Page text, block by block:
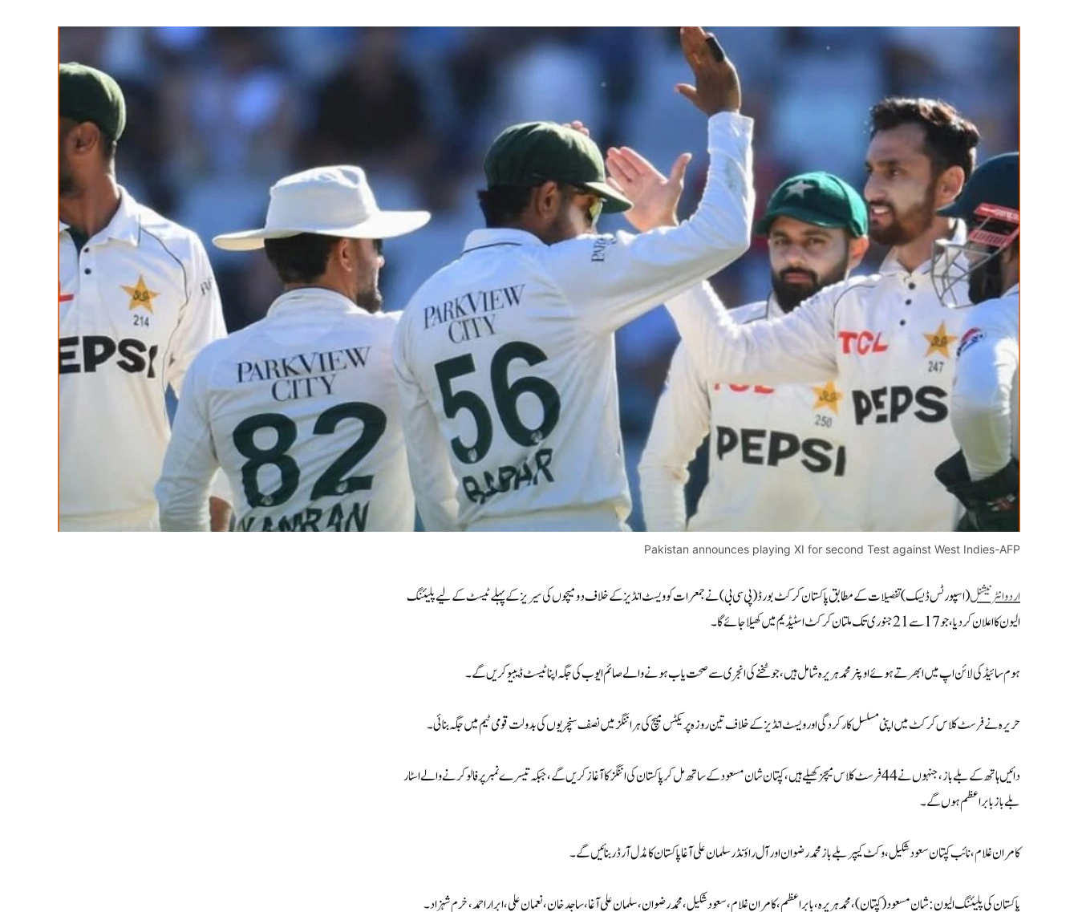
Pakistan announces playing XI for second Test against West Indies-AFP
اردوانٹرنیشنل(اسپورٹس ڈیسک) تفصیلات کے مطابق پاکستان کرکٹ بورڈ (پی سی بی) نے جمعرات کو ویسٹ انڈیز کے خلاف دو میچوں کی سیریز کے پہلے ٹیسٹ کے لیے پلیئنگ
الیون کا اعلان کر دیا، جو 17 سے 21 جنوری تک ملتان کرکٹ اسٹیڈیم میں کھیلا جائے گا۔
ہوم سائیڈ کی لائن اپ میں ابھرتے ہوئے اوپنر محمد ہریرہ شامل ہیں، جو ٹخنے کی انجری سے صحت یاب ہونے والے صائم ایوب کی جگہ اپنا ٹیسٹ ڈیبیو کریں گے۔
حریرہ نے فرسٹ کلاس کرکٹ میں اپنی مسلسل کارکردگی اور ویسٹ انڈیز کے خلاف تین روزہ پریکٹس میچ کی ہر اننگز میں نصف سنچریوں کی بدولت قومی ٹیم میں جگہ بنائی۔
دائیں ہاتھ کے بلے باز، جنہوں نے 44 فرسٹ کلاس میچز کھیلے ہیں، کپتان شان مسعود کے ساتھ مل کر پاکستان کی اننگز کا آغاز کریں گے، جبکہ تیسرے نمبر پر فالو کرنے والے اسٹار
بلے باز بابر اعظم ہوں گے۔
کامران غلام، نائب کپتان سعود شکیل، وکٹ کیپر بلے باز محمد رضوان اور آل راؤنڈر سلمان علی آغا پاکستان کا مڈل آرڈر بنائیں گے۔
پاکستان کی پلیئنگ الیون:شان مسعود (کپتان)، محمد ہریرہ، بابر اعظم، کامران غلام، سعود شکیل، محمد رضوان، سلمان علی آغا، ساجد خان، نعمان علی، ابرار احمد، خرم شہزاد۔